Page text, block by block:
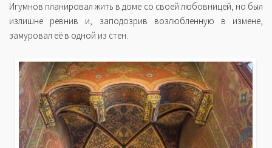
Товары и услуги Москвы
Игумнов планировал жить в доме со своей любовницей, но был
излишне ревнив и, заподозрив возлюбленную в измене,
замуровал её в одной из стен.